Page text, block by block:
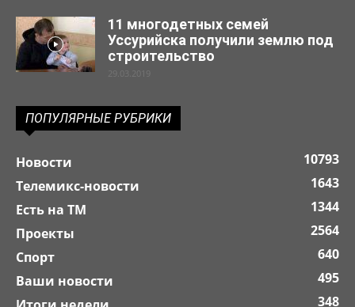
11 многодетных семей
Уссурийска получили землю под
строительство
29.03.2019
ПОПУЛЯРНЫЕ РУБРИКИ
Новости
10793
Телемикс-новости
1643
Есть на ТМ
1344
Проекты
2564
Спорт
640
Ваши новости
495
348